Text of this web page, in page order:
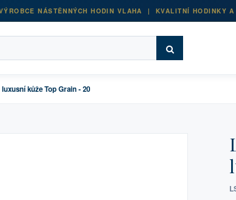
NÁSTĚNNÝCH HODIN VLAHA | KVALITNÍ HODINKY A
kůže Top Grain - 20